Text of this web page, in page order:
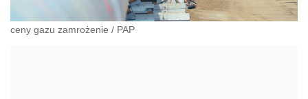
ceny gazu zamrożenie / PAP